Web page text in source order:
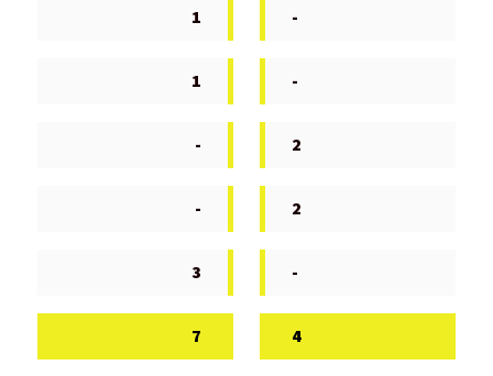
1 -
1 -
- 2
- 2
3 -
7 4